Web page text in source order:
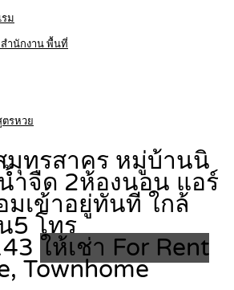
ม
ำนักงาน พื้นที่
รหวย
มุทรสาคร หมู่บ้านนิ
ำจืด 2ห้องนอน แอร์
มเข้าอยู่ทันที ใกล้
5 โทร
ให้เช่า For Rent
Townhome